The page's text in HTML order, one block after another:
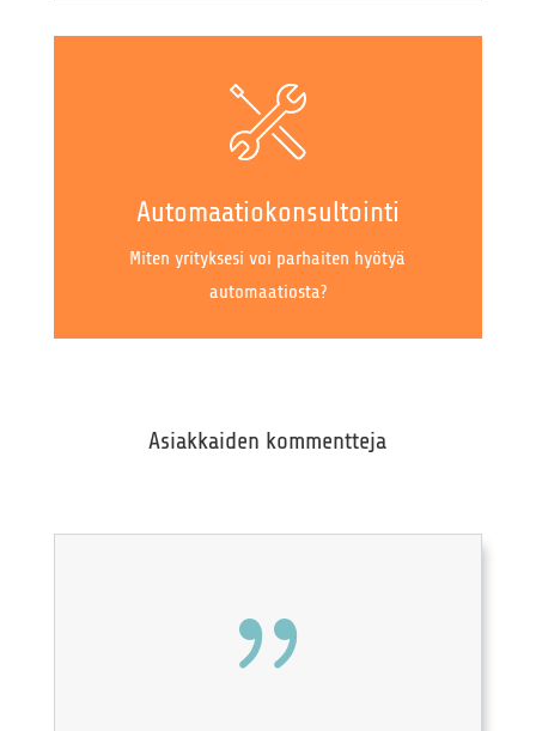
Automaatiokonsultointi
Miten yrityksesi voi parhaiten hyötyä
automaatiosta?
Asiakkaiden kommentteja
{